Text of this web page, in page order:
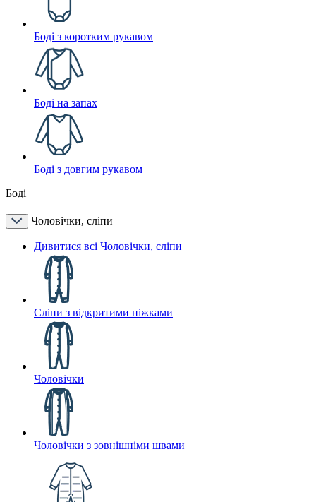
Боді з коротким рукавом
Боді на запах
Боді з довгим рукавом
Боді
Чоловічки, сліпи
Дивитися всі Чоловічки, сліпи
Сліпи з відкритими ніжками
Чоловічки
Чоловічки з зовнішніми швами